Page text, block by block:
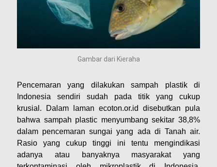
Gambar dari Kieraha
Pencemaran yang dilakukan sampah plastik di
Indonesia sendiri sudah pada titik yang cukup
krusial. Dalam laman ecoton.or.id disebutkan pula
bahwa sampah plastic menyumbang sekitar 38,8%
dalam pencemaran sungai yang ada di Tanah air.
Rasio yang cukup tinggi ini tentu mengindikasi
adanya atau banyaknya masyarakat yang